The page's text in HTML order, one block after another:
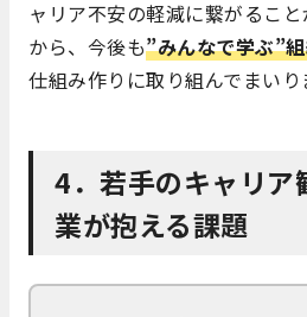
ャリア不安の軽減に繋がるこ
から、今後も”みんなで学ぶ”
仕組み作りに取り組んでまいり
4．若手のキャリア
業が抱える課題